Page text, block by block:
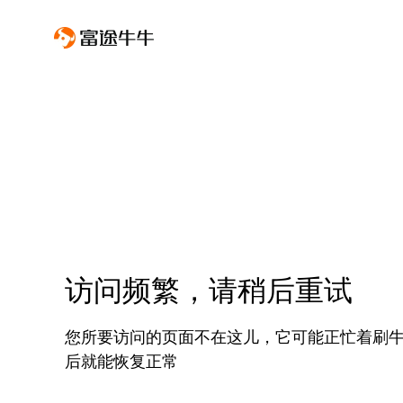
访问频繁，请稍后重试
您所要访问的页面不在这儿，它可能正忙着刷
后就能恢复正常